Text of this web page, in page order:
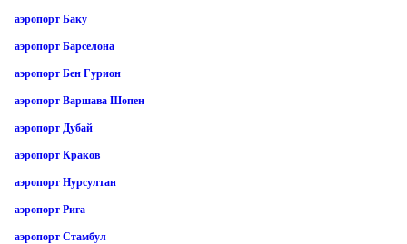
аэропорт Баку
аэропорт Барселона
аэропорт Бен Гурион
аэропорт Варшава Шопен
аэропорт Дубай
аэропорт Краков
аэропорт Нурсултан
аэропорт Рига
аэропорт Стамбул